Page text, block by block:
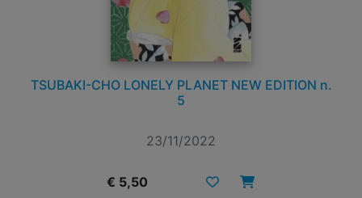
TSUBAKI-CHO LONELY PLANET NEW EDITION n.
5
23/11/2022
€ 5,50